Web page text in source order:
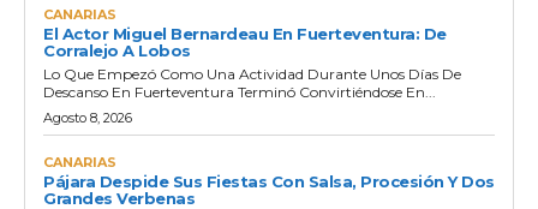
CANARIAS
El Actor Miguel Bernardeau En Fuerteventura: De
Corralejo A Lobos
Lo Que Empezó Como Una Actividad Durante Unos Días De
Descanso En Fuerteventura Terminó Convirtiéndose En...
Agosto 8, 2026
CANARIAS
Pájara Despide Sus Fiestas Con Salsa, Procesión Y Dos
Grandes Verbenas